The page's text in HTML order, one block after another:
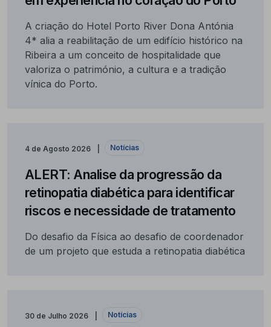
A criação do Hotel Porto River Dona Antónia
4* alia a reabilitação de um edifício histórico na
Ribeira a um conceito de hospitalidade que
valoriza o património, a cultura e a tradição
vínica do Porto.
4 de Agosto 2026 Notícias
ALERT: Analise da progressão da
retinopatia diabética para identificar
riscos e necessidade de tratamento
Do desafio da Física ao desafio de coordenador
de um projeto que estuda a retinopatia diabética
30 de Julho 2026 Notícias